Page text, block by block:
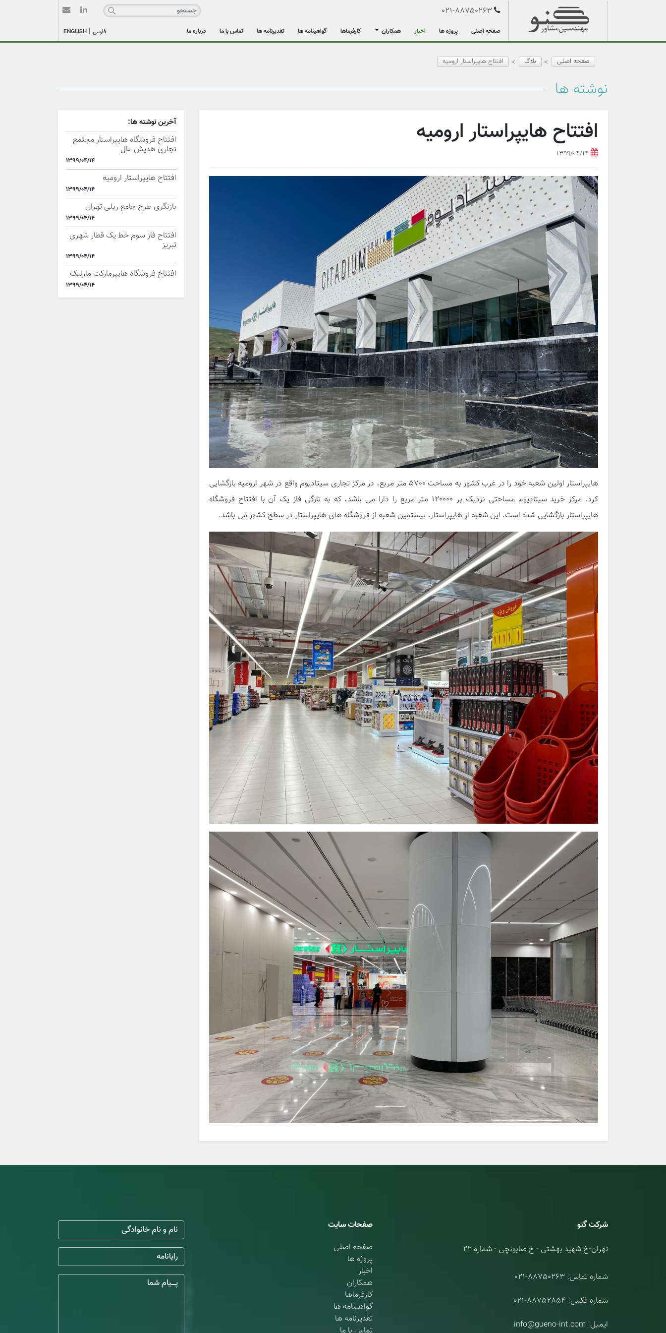
021-88750263
صفحه اصلی پروژه ها اخبار همکاران کارفرماها گواهینامه ها تقدیرنامه ها تماس با ما درباره ما ENGLISH | فارسی
صفحه اصلی بلاگ افتتاح هایپراستار ارومیه
نوشته‌‌ ها
افتتاح هایپراستار ارومیه
1399/04/14
هایپراستار اولین شعبه خود را در غرب کشور به مساحت 5700 متر مربع، در مرکز تجاری سیتادیوم واقع در شهر ارومیه بازگشایی
کرد. مرکز خرید سیتادیوم مساحتی نزدیک بر 120000 متر مربع را دارا می باشد، که به تازگی فاز یک آن با افتتاح فروشگاه
هایپراستار بازگشایی شده است. این شعبه از هایپراستار، بیستمین شعبه از فروشگاه های هایپراستار در سطح کشور می باشد.
آخرین نوشته ها:
افتتاح فروشگاه هایپراستار مجتمع
تجاری هدیش مال
1399/04/14
افتتاح هایپراستار ارومیه
1399/04/14
بازنگری طرح جامع ریلی تهران
1399/04/14
افتتاح فاز سوم خط یک قطار شهری
تبریز
1399/04/14
افتتاح فروشگاه هایپرمارکت مارلیک
1399/04/14
شرکت گنو
تهران-خ شهید بهشتی - خ صابونچی - شماره 22
شماره تماس: 021-88750263
شماره فکس: 021-88752854
ایمیل: info@gueno-int.com
صفحات سایت
صفحه اصلی
پروژه ها
اخبار
همکاران
کارفرماها
گواهینامه ها
تقدیرنامه ها